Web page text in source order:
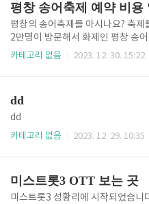
사진..
보호사 국비지원 훈련비 지원 기존
지원을 받을 때는 국민내일 배움 카
훈련비 자비부담액이 45%였습니
개편이 되면서 자비부담액이 90%
렇게만 보면 돈이 많이 나가는 것 아
살펴보겠습니다. 훈련비..
평창 송어축제 예약 비용
평창의 송어축제를 아시나요? 축
2만명이 방문해서 화제인 평창 송어
해드립니다. 건강한 송어를 어떻게
만 살기로 유명한 어종입니다. 그래
송어 양식하는 곳으로 유명합니다.
어느 곳보다 건강하고 부드러운 맛
볼수있는 축제입니다. 운영기간 :
는 현장발권입니다. 평창 송어축제
..
카테고리 없음 2023. 12. 30. 15:22
dd
dd
카테고리 없음 2023. 12. 29. 10:35
미스트롯3 OTT 보는 곳
미스트롯3 성황리에 시작되었습니